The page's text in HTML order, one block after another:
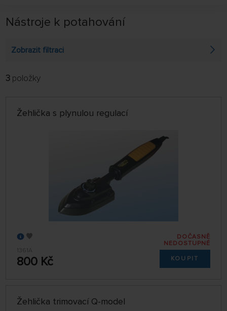
Nástroje k potahování
Zobrazit filtraci
POBOČKA
NEJPRODÁVANĚJŠÍ
32 NA STRÁNCE
3 položky
Žehlička s plynulou regulací
1361A
800 Kč
DOČASNĚ
NEDOSTUPNÉ
KOUPIT
Žehlička trimovací Q-model